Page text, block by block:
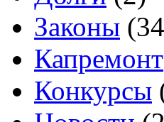
Законы
Капремонт
Конкурсы